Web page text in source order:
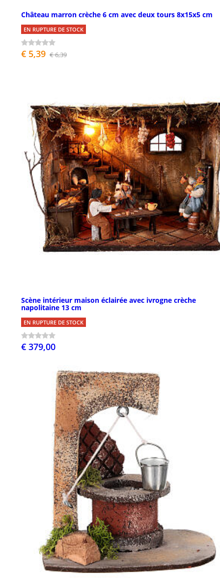
Château marron crèche 6 cm avec deux tours 8x15x5 cm
EN RUPTURE DE STOCK
€ 5,39 € 6,39
Scène intérieur maison éclairée avec ivrogne crèche
napolitaine 13 cm
EN RUPTURE DE STOCK
€ 379,00